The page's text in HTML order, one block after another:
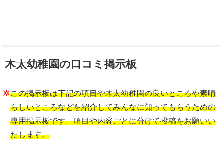
木太幼稚園の口コミ掲示板
※この掲示板は下記の項目や木太幼稚園の良いところや素晴
らしいところなどを紹介してみんなに知ってもらうための
専用掲示板です。項目や内容ごとに分けて投稿をお願いい
たします。